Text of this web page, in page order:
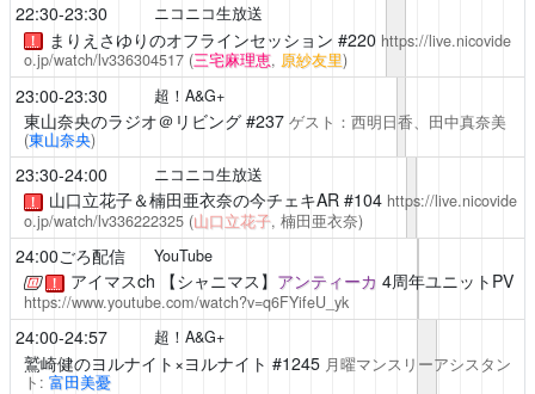
22:30-23:30 ニコニコ生放送
！ まりえさゆりのオフラインセッション #220 https://live.nicovide
o.jp/watch/lv336304517 (三宅麻理恵, 原紗友里)
23:00-23:30 超！A&G+
東山奈央のラジオ＠リビング#237 ゲスト：西明日香、田中真奈美
(東山奈央)
23:30-24:00 ニコニコ生放送
！ 山口立花子＆楠田亜衣奈の今チェキAR#104 https://live.nicovide
o.jp/watch/lv336222325 (山口立花子, 楠田亜衣奈)
24:00ごろ配信 YouTube
！ アイマスch 【シャニマス】 アンティーカ 4周年ユニットPV
https://www.youtube.com/watch?v=q6FYifeU_yk
24:00-24:57 超！A&G+
鷲崎健のヨルナイト×ヨルナイト #1245 月曜マンスリーアシスタン
ト: 富田美憂